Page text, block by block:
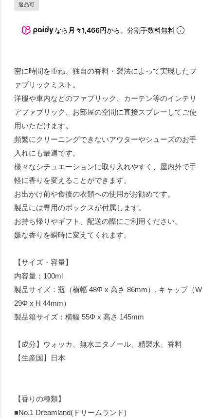
返品可
なら 月々1,466円から。分割手数料無料
密に時間を重ね、独自の香料・製法によって実現したフ
ァブリックミスト。
洋服や車内などのファブリック、カーテン等のインテリ
アファブリック、お部屋の空間に直接スプレーしてご使
用いただけます。
頻繁にクリーニングできないアウターやシューズのお手
入れにも最適です。
様々なシチュエーションに取り入れやすく、屋内外で手
軽に香りを変えることができます。
お出かけ前や食後の衣類への使用がお勧めです。
製品には専用のボックスが付属します。
お持ち帰りやギフト、配送の際にご利用ください。
嫌な香りを瞬時に変えてくれます。
【サイズ・容量】
内容量：100ml
製品サイズ：瓶（横幅 48Φ x 高さ 86mm）, キャップ（W
29Φ x H 44mm）
製品箱サイズ：横幅 55Φ x 高さ 145mm
【成分】ウォッカ、無水エタノール、精製水、香料
【生産国】日本
【香りの種類】
■No.1 Dreamland(ドリームランド)